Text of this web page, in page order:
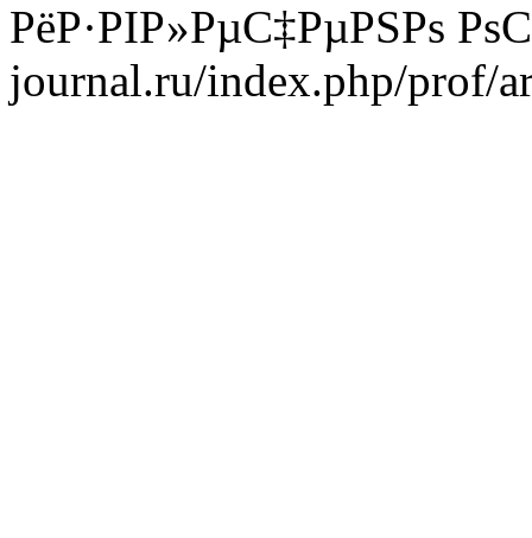
РёР·РІР»РµС‡РµРЅРѕ
journal.ru/index.php/prof/